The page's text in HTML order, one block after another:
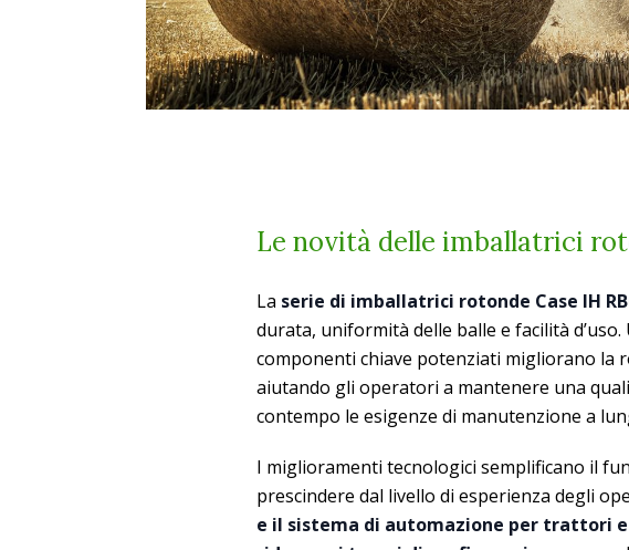
Le novità delle imballatrici
La serie di imballatrici rotonde Case IH
durata, uniformità delle balle e facilità
componenti chiave potenziati migliorano la
aiutando gli operatori a mantenere una
contempo le esigenze di manutenzione a
I miglioramenti tecnologici semplificano il
prescindere dal livello di esperienza degli
e il sistema di automazione per trattori